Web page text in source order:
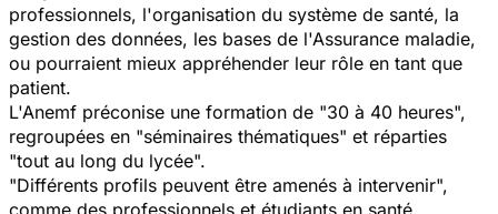
professionnels, l'organisation du système de santé, la
gestion des données, les bases de l'Assurance maladie,
ou pourraient mieux appréhender leur rôle en tant que
patient.
L'Anemf préconise une formation de "30 à 40 heures",
regroupées en "séminaires thématiques" et réparties
"tout au long du lycée".
"Différents profils peuvent être amenés à intervenir",
comme des professionnels et étudiants en santé,